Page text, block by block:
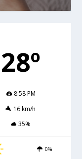
28º
8:58 PM
16 km/h
35%
0%